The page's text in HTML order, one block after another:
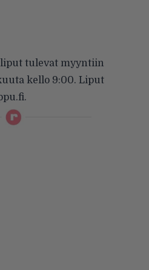
tulevat myyntiin
kello 9:00. Liput